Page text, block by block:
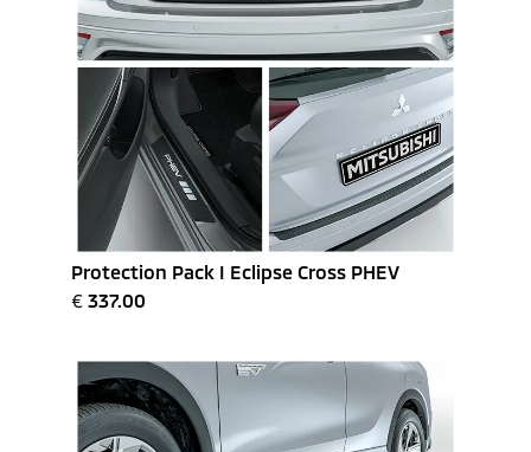
Protection Pack I Eclipse Cross PHEV
€ 337.00